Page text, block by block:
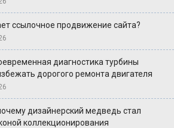
ссылочное продвижение сайта?
диагностика турбины
дорогого ремонта двигателя
дизайнерский медведь стал
коллекционирования